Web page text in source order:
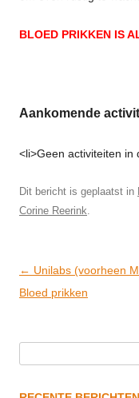
BLOED PRIKKEN IS
Aankomende
<li>Geen activiteiten in
Dit bericht is geplaatst in
Corine Reerink
Post
navigation
← Unilabs (voorheen
Bloed prikken